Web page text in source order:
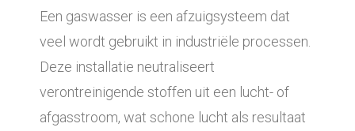
Een gaswasser is een afzuigsysteem dat
veel wordt gebruikt in industriële processen.
Deze installatie neutraliseert
verontreinigende stoffen uit een lucht- of
afgasstroom, wat schone lucht als resultaat